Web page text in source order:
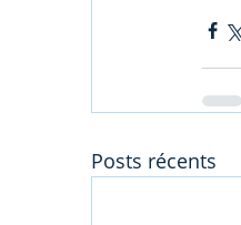
Posts récents